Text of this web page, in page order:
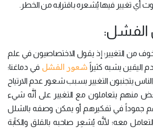
أي تغيير فيها يُشعره باقترابه من الخطر.
من التغيير؛ إذ يقول الاختصاصيون في علم
يشبه كثيراً شعور الفشل في دماغنا؛
يتجنبون التغيير بسبب شعور عدم الارتياح
منهم يتعاملون مع التغيير على أنَّه شيء
جموداً في تفكيرهم أو يمكن وصفه بالشلل
معه؛ لأنَّه يُشعِر صاحبه بالقلق والكآبة